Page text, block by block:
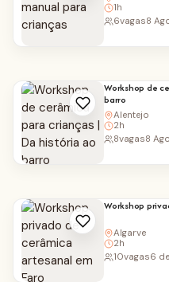
1h
6vagas8
Workshop de
barro
Alentejo
2h
8vagas8 Ago
Workshop
Algarve
2h
10vagas6